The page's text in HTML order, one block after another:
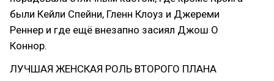
были Кейли Спейни, Гленн Клоуз и Джереми
Реннер и где ещё внезапно засиял Джош О
Коннор.
ЛУЧШАЯ ЖЕНСКАЯ РОЛЬ ВТОРОГО ПЛАНА